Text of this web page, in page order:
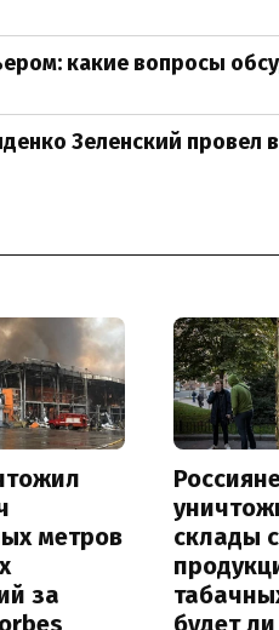
какие вопросы
Зеленский провел
метров
за
склады с